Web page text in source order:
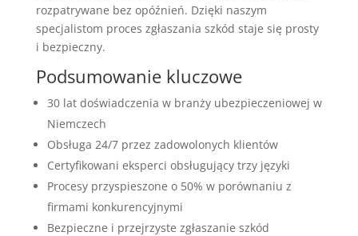
rozpatrywane bez opóźnień. Dzięki naszym
specjalistom proces zgłaszania szkód staje się prosty
i bezpieczny.
Podsumowanie kluczowe
30 lat doświadczenia w branży ubezpieczeniowej w
Niemczech
Obsługa 24/7 przez zadowolonych klientów
Certyfikowani eksperci obsługujący trzy języki
Procesy przyspieszone o 50% w porównaniu z
firmami konkurencyjnymi
Bezpieczne i przejrzyste zgłaszanie szkód